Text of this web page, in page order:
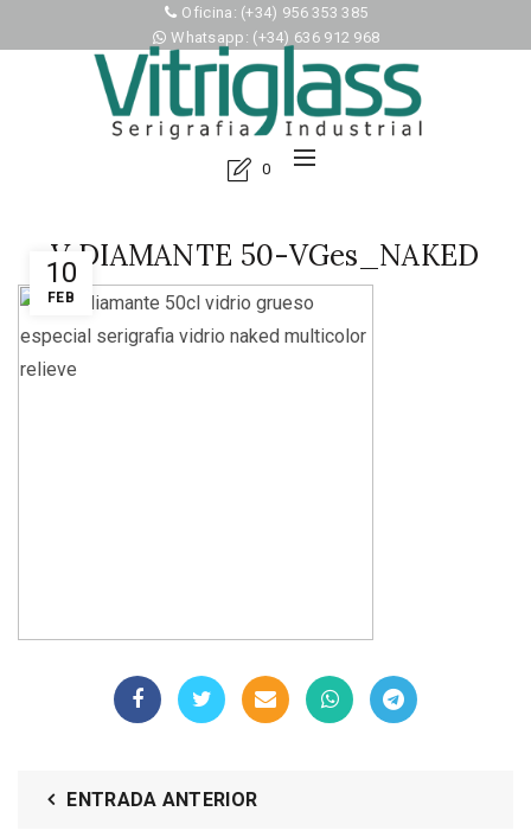
Oficina: (+34) 956 353 385
Whatsapp: (+34) 636 912 968
0
10
FEB
V DIAMANTE 50-VGes_NAKED
ENTRADA ANTERIOR